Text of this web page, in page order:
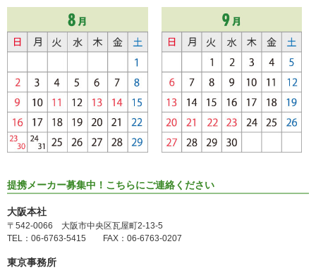
提携メーカー募集中！こちらにご連絡ください
大阪本社
〒542-0066 大阪市中央区瓦屋町2-13-5
TEL：06-6763-5415 FAX：06-6763-0207
東京事務所